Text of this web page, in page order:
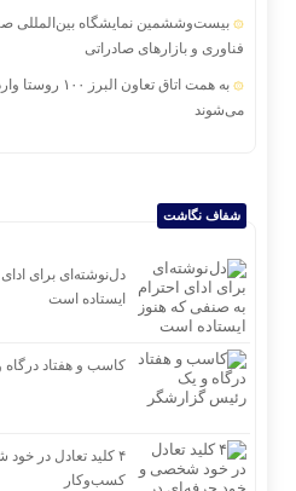
بیست‌وششمین نمایشگاه بین‌المللی
فناوری و بازارهای صادراتی
به همت اتاق
می‌شوند
شفاف نگاشت
دل‌نوشته‌ای برای
ایستاده است
کاسب و هفتاد
۴ کلید تعادل در
کسب‌وکار